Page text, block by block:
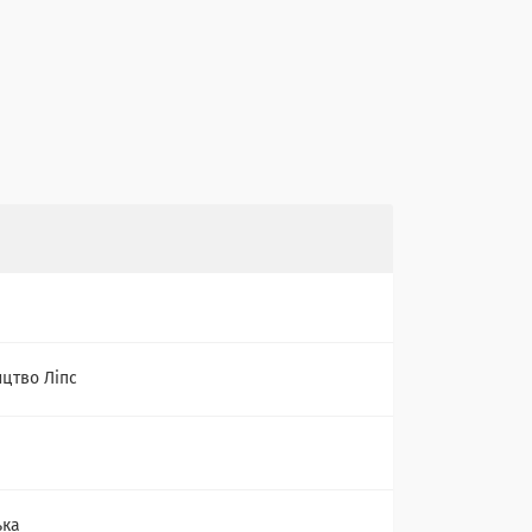
Ліпс